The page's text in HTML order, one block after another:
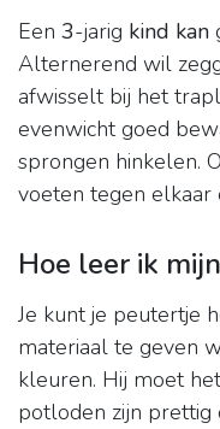
Een 3-jarig kind kan
Alternerend wil
afwisselt bij het
evenwicht goed
sprongen hinkelen.
voeten tegen elkaar
Hoe leer ik
Je kunt je peutertje
materiaal te geven
kleuren. Hij moet
potloden zijn prettig